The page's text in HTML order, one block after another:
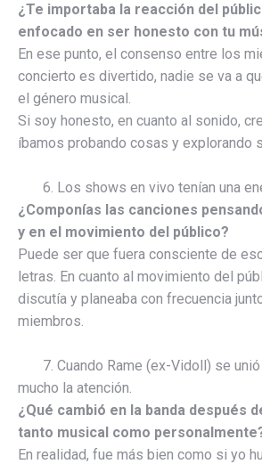
¿Te importaba la reacción del
enfocado en ser honesto con tu
En ese punto, el consenso entre los
concierto es divertido, nadie se va a
el género musical.
Si soy honesto, en cuanto al sonido,
íbamos probando cosas y explorando
6. Los shows en vivo tenían una
¿Componías las canciones
y en el movimiento del público?
Puede ser que fuera consciente de
letras. En cuanto al movimiento del
discutía y planeaba con frecuencia
miembros.
7. Cuando Rame (ex-Vidoll) se unió
mucho la atención.
¿Qué cambió en la banda después
tanto musical como
En realidad, fue más bien como si yo